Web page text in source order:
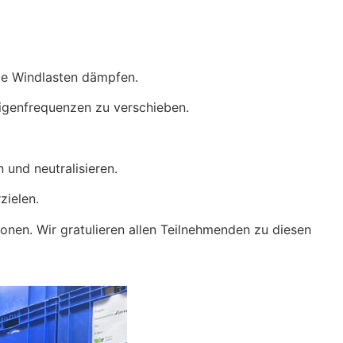
Windlasten dämpfen.
zu verschieben.
und neutralisieren.
Wir gratulieren allen Teilnehmenden zu diesen